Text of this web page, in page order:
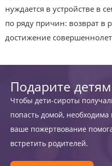
нуждается в устройстве в
по ряду причин: возврат в
достижение
Подарите
Чтобы дети-сироты
попасть домой,
ваше пожертвование
встретить родителей.